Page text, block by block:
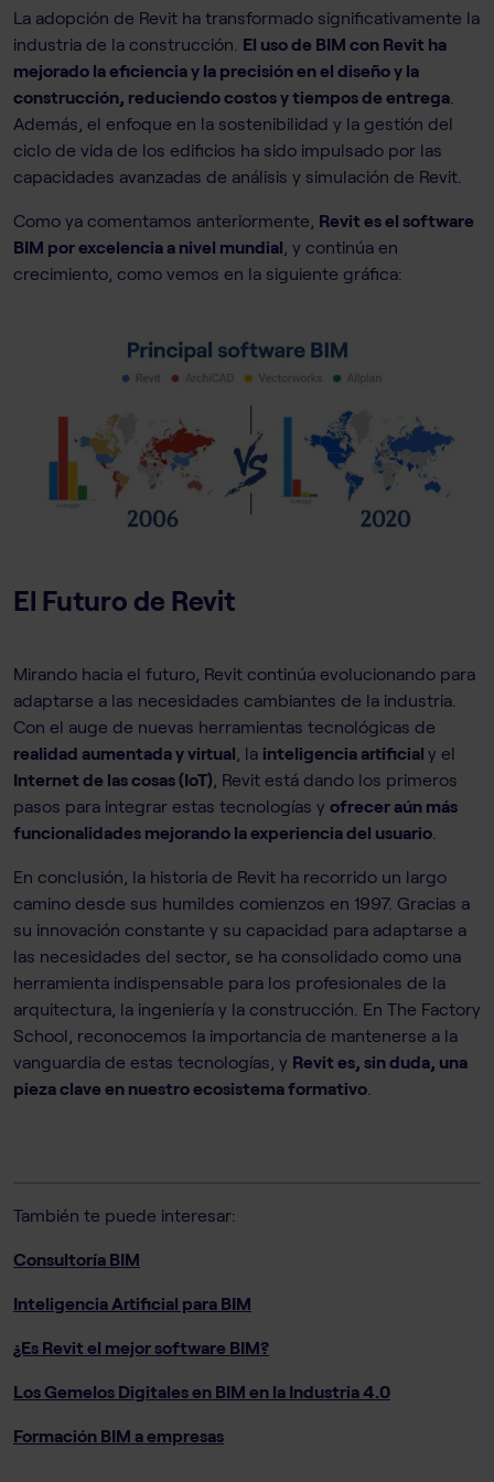
La adopción de Revit ha transformado significativamente la
industria de la construcción. El uso de BIM con Revit ha
mejorado la eficiencia y la precisión en el diseño y la
construcción, reduciendo costos y tiempos de entrega
Además, el enfoque en la sostenibilidad y la gestión del
ciclo de vida de los edificios ha sido impulsado por las
capacidades avanzadas de análisis y simulación de Revit.
Como ya comentamos anteriormente, Revit es el software
BIM por excelencia a nivel mundial , y continúa en
crecimiento, como vemos en la siguiente gráfica:
El Futuro de Revit
Mirando hacia el futuro, Revit continúa evolucionando para
adaptarse a las necesidades cambiantes de la industria.
Con el auge de nuevas herramientas tecnológicas de
realidad aumentada y virtual , la inteligencia artificial y el
Internet de las cosas (IoT) , Revit está dando los primeros
pasos para integrar estas tecnologías y ofrecer aún más
funcionalidades mejorando la experiencia del usuario
En conclusión, la historia de Revit ha recorrido un largo
camino desde sus humildes comienzos en 1997. Gracias a
su innovación constante y su capacidad para adaptarse a
las necesidades del sector, se ha consolidado como una
herramienta indispensable para los profesionales de la
arquitectura, la ingeniería y la construcción. En The Factory
School, reconocemos la importancia de mantenerse a la
vanguardia de estas tecnologías, y Revit es, sin duda, una
pieza clave en nuestro ecosistema formativo
También te puede interesar:
Consultoría BIM
Inteligencia Artificial para BIM
¿Es Revit el mejor software BIM?
Los Gemelos Digitales en BIM en la Industria 4.0
Formación BIM a empresas